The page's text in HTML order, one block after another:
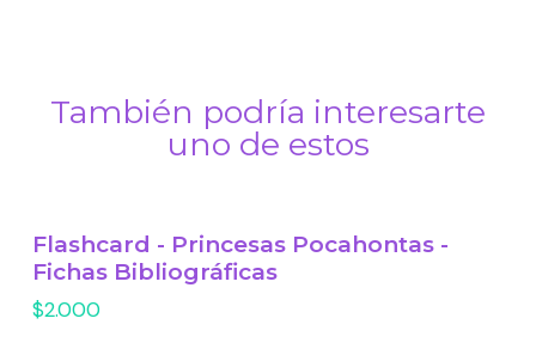
También podría interesarte
uno de estos
Flashcard - Princesas Pocahontas -
Fichas Bibliográficas
$2.000